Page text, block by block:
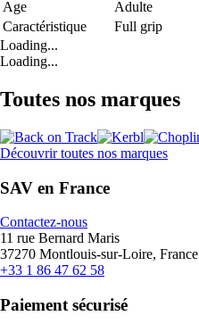
Age
Adulte
Caractéristique
Full grip
Loading...
Loading...
Toutes nos marques
Découvrir toutes nos marques
SAV en France
Contactez-nous
11 rue Bernard Maris
37270 Montlouis-sur-Loire, France
+33 1 86 47 62 58
Paiement sécurisé